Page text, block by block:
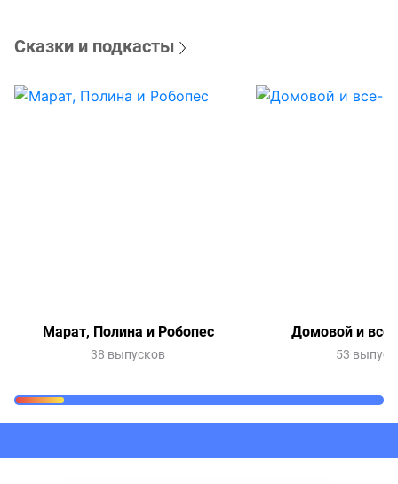
Сказки и подкасты
Марат, Полина и Робопес
38 выпусков
Домовой и все-
53